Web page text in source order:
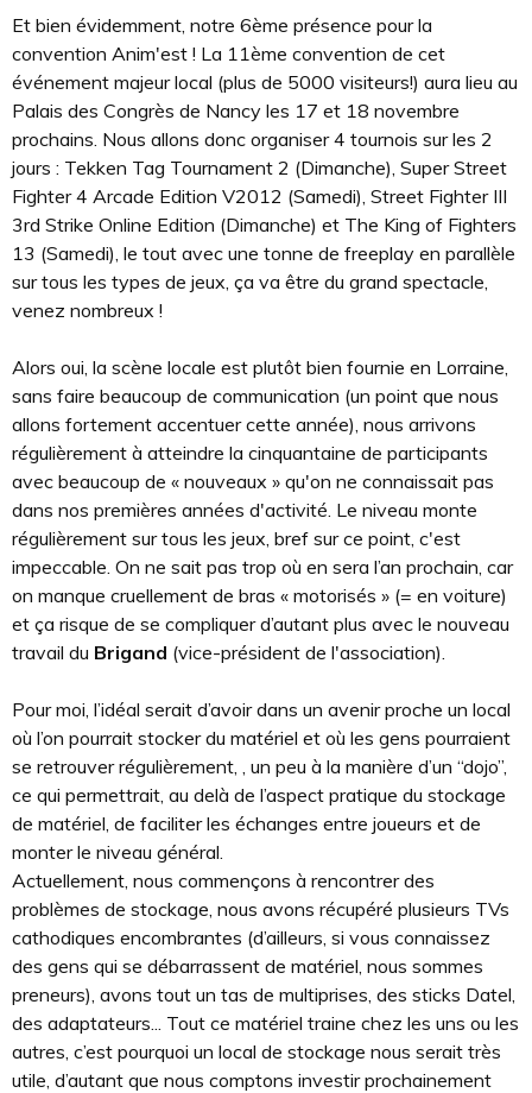
Et bien évidemment, notre 6ème présence pour la
convention Anim'est ! La 11ème convention de cet
événement majeur local (plus de 5000 visiteurs!) aura lieu au
Palais des Congrès de Nancy les 17 et 18 novembre
prochains. Nous allons donc organiser 4 tournois sur les 2
jours : Tekken Tag Tournament 2 (Dimanche), Super Street
Fighter 4 Arcade Edition V2012 (Samedi), Street Fighter III
3rd Strike Online Edition (Dimanche) et The King of Fighters
13 (Samedi), le tout avec une tonne de freeplay en parallèle
sur tous les types de jeux, ça va être du grand spectacle,
venez nombreux !
Alors oui, la scène locale est plutôt bien fournie en Lorraine,
sans faire beaucoup de communication (un point que nous
allons fortement accentuer cette année), nous arrivons
régulièrement à atteindre la cinquantaine de participants
avec beaucoup de « nouveaux » qu'on ne connaissait pas
dans nos premières années d'activité. Le niveau monte
régulièrement sur tous les jeux, bref sur ce point, c'est
impeccable. On ne sait pas trop où en sera l’an prochain, car
on manque cruellement de bras « motorisés » (= en voiture)
et ça risque de se compliquer d’autant plus avec le nouveau
travail du Brigand (vice-président de l'association).
Pour moi, l’idéal serait d’avoir dans un avenir proche un local
où l’on pourrait stocker du matériel et où les gens pourraient
se retrouver régulièrement, , un peu à la manière d’un “dojo”,
ce qui permettrait, au delà de l’aspect pratique du stockage
de matériel, de faciliter les échanges entre joueurs et de
monter le niveau général.
Actuellement, nous commençons à rencontrer des
problèmes de stockage, nous avons récupéré plusieurs TVs
cathodiques encombrantes (d’ailleurs, si vous connaissez
des gens qui se débarrassent de matériel, nous sommes
preneurs), avons tout un tas de multiprises, des sticks Datel,
des adaptateurs... Tout ce matériel traine chez les uns ou les
autres, c’est pourquoi un local de stockage nous serait très
utile, d’autant que nous comptons investir prochainement